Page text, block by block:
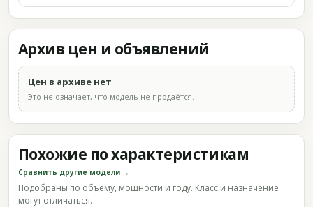
Архив цен и объявлений
Цен в архиве нет
Это не означает, что модель не продаётся.
Похожие по характеристикам
Сравнить другие модели →
Подобраны по объёму, мощности и году. Класс и назначение
могут отличаться.